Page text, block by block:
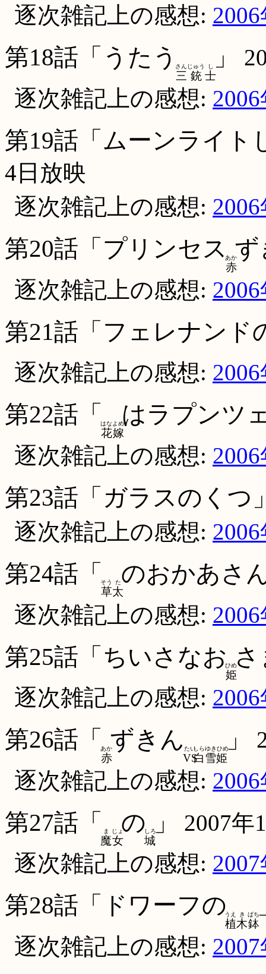
逐次雑記上の感想:
第18話「うたう
三 銃 士
さん じゅう し 」
逐次雑記上の感想:
第19話「ムーンライト
4日放映
逐次雑記上の感想:
第20話「プリンセス
赤
あかず
逐次雑記上の感想:
第21話「フェレナンド
逐次雑記上の感想:
第22話「
花嫁
はな よめはラプンツ
逐次雑記上の感想:
第23話「ガラスのくつ
逐次雑記上の感想:
第24話「
草太
そう たのおかあさ
逐次雑記上の感想:
第25話「ちいさなお
姫
ひめさ
逐次雑記上の感想:
第26話「
赤
あかずきん
VS
たい
白雪姫
しらゆきひめ」
逐次雑記上の感想:
第27話「
魔女
ま じょの
城
しろ」
2007年
逐次雑記上の感想:
第28話「ドワーフの
植木鉢
うえ き ばち
逐次雑記上の感想: